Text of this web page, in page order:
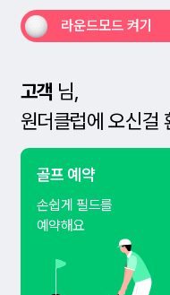
라운드모드 켜기
고객 님,
원더클럽에 오신걸
골프 예약
손쉽게 필드를
예약해요